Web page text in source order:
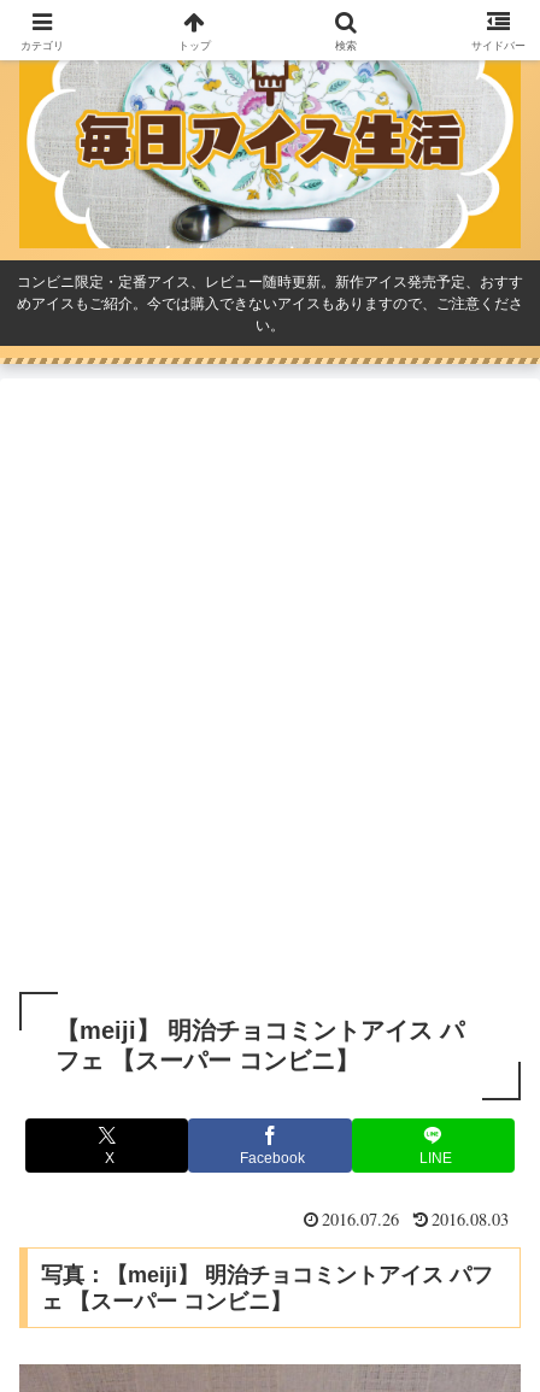
コンビニ限定・定番アイス、レビュー随時更新。新作アイス発売予定、おすす
めアイスもご紹介。今では購入できないアイスもありますので、ご注意くださ
い。
【meiji】 明治チョコミントアイス パ
フェ 【スーパー コンビニ】
X Facebook LINE
2016.07.26 2016.08.03
写真：【meiji】 明治チョコミントアイス パフ
ェ 【スーパー コンビニ】
カテゴリ トップ 検索 サイドバー